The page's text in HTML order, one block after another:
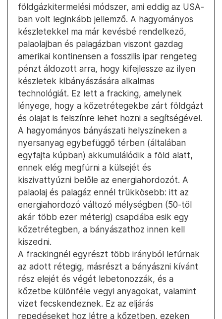
földgázkitermelési módszer, ami eddig az USA-
ban volt leginkább jellemző. A hagyományos
készletekkel ma már kevésbé rendelkező,
palaolajban és palagázban viszont gazdag
amerikai kontinensen a fosszilis ipar rengeteg
pénzt áldozott arra, hogy kifejlessze az ilyen
készletek kibányászására alkalmas
technológiát. Ez lett a fracking, amelynek
lényege, hogy a kőzetrétegekbe zárt földgázt
és olajat is felszínre lehet hozni a segítségével.
A hagyományos bányászati helyszíneken a
nyersanyag egybefüggő térben (általában
egyfajta kúpban) akkumulálódik a föld alatt,
ennek elég megfúrni a külsejét és
kiszivattyúzni belőle az energiahordozót. A
palaolaj és palagáz ennél trükkösebb: itt az
energiahordozó változó mélységben (50-től
akár több ezer méterig) csapdába esik egy
kőzetrétegben, a bányászathoz innen kell
kiszedni.
A frackingnél egyrészt több irányból lefúrnak
az adott rétegig, másrészt a bányászni kívánt
rész elejét és végét lebetonozzák, és a
kőzetbe különféle vegyi anyagokat, valamint
vizet fecskendeznek. Ez az eljárás
repedéseket hoz létre a kőzetben, ezeken